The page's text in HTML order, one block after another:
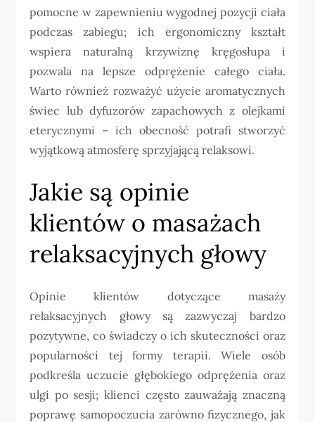
pomocne w zapewnieniu wygodnej pozycji ciała
podczas zabiegu; ich ergonomiczny kształt
wspiera naturalną krzywiznę kręgosłupa i
pozwala na lepsze odprężenie całego ciała.
Warto również rozważyć użycie aromatycznych
świec lub dyfuzorów zapachowych z olejkami
eterycznymi – ich obecność potrafi stworzyć
wyjątkową atmosferę sprzyjającą relaksowi.
Jakie są opinie
klientów o masażach
relaksacyjnych głowy
Opinie klientów dotyczące masaży
relaksacyjnych głowy są zazwyczaj bardzo
pozytywne, co świadczy o ich skuteczności oraz
popularności tej formy terapii. Wiele osób
podkreśla uczucie głębokiego odprężenia oraz
ulgi po sesji; klienci często zauważają znaczną
poprawę samopoczucia zarówno fizycznego, jak